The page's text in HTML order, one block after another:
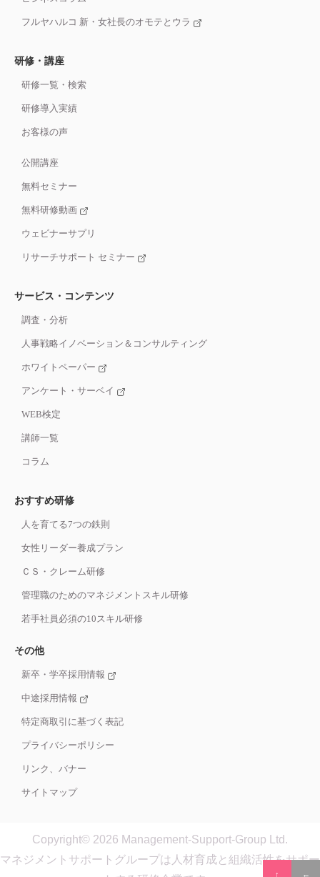
フルヤハルコ 新・女社長のオモテとウラ
研修・講座
研修一覧・検索
研修導入実績
お客様の声
公開講座
無料セミナー
無料研修動画
ウェビナーサプリ
リサーチサポート セミナー
サービス・コンテンツ
調査・分析
人事戦略イノベーション＆コンサルティング
ホワイトペーパー
アンケート・サーベイ
WEB検定
講師一覧
コラム
おすすめ研修
人を育てる7つの鉄則
女性リーダー養成プラン
ＣＳ・クレーム研修
管理職のためのマネジメントスキル研修
若手社員必須の10スキル研修
その他
新卒・学卒採用情報
中途採用情報
特定商取引に基づく表記
プライバシーポリシー
リンク、バナー
サイトマップ
Copyright© 2026 Management-Support-Group Ltd.
マネジメントサポートグループは人材育成と組織活性をサポー
↑